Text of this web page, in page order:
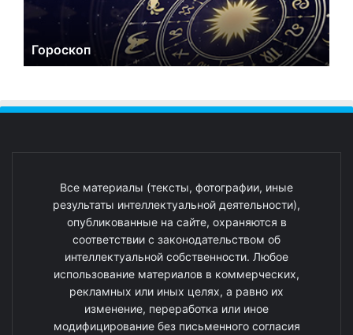
Гороскоп
Все материалы (тексты, фотографии, иные
результаты интеллектуальной деятельности),
опубликованные на сайте, охраняются в
соответствии с законодательством об
интеллектуальной собственности. Любое
использование материалов в коммерческих,
рекламных или иных целях, а равно их
изменение, переработка или иное
модифицирование без письменного согласия